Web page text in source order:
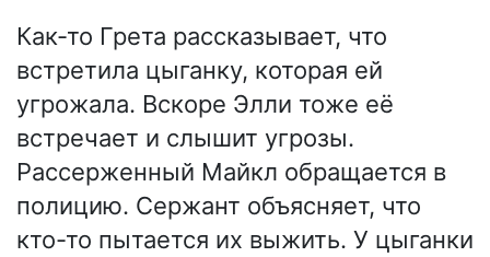
Как-то Грета рассказывает, что
встретила цыганку, которая ей
угрожала. Вскоре Элли тоже её
встречает и слышит угрозы.
Рассерженный Майкл обращается в
полицию. Сержант объясняет, что
кто-то пытается их выжить. У цыганки